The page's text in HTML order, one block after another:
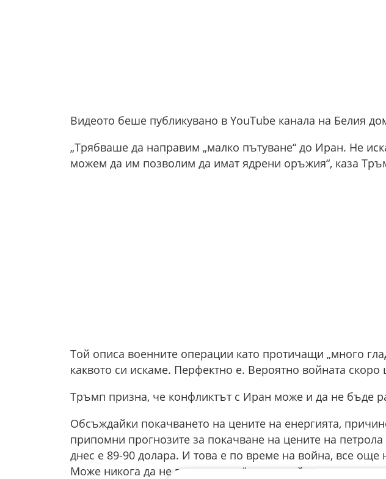
Видеото беше публикувано в YouTube канала на Белия
„Трябваше да направим „малко пътуване“ до Иран. Не
можем да им позволим да имат ядрени оръжия“, каза
Той описа военните операции като протичащи „много
каквото си искаме. Перфектно е. Вероятно войната
Тръмп призна, че конфликтът с Иран може и да не бъде
Обсъждайки покачването на цените на енергията,
припомни прогнозите за покачване на цените на
днес е 89-90 долара. И това е по време на война, все
Може никога да не го направим“, заяви той.